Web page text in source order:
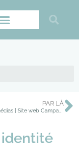
PAR LÀ
Les Echos médias | Site web Campagne HTML5